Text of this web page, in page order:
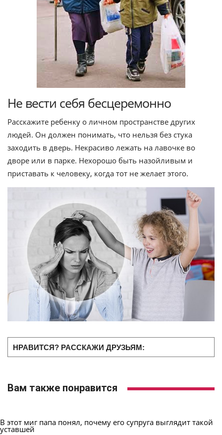
Не вести себя бесцеремонно
Расскажите ребенку о личном пространстве других
людей. Он должен понимать, что нельзя без стука
заходить в дверь. Некрасиво лежать на лавочке во
дворе или в парке. Нехорошо быть назойливым и
приставать к человеку, когда тот не желает этого.
НРАВИТСЯ? РАССКАЖИ ДРУЗЬЯМ:
Вам также понравится
В этот миг папа понял, почему его супруга выглядит такой
уставшей